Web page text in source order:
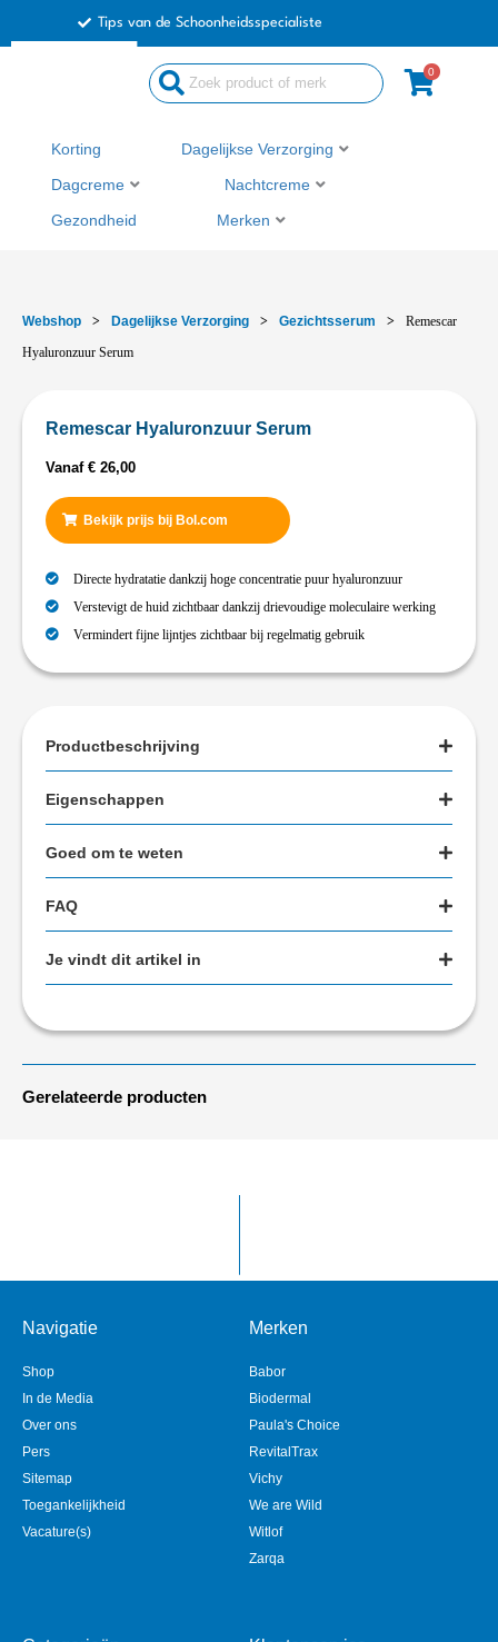
Tips van de Schoonheidsspecialiste
0
Korting Dagelijkse Verzorging
Dagcreme Nachtcreme
Gezondheid Merken
Webshop > Dagelijkse Verzorging > Gezichtsserum >
Remescar
Hyaluronzuur Serum
Remescar Hyaluronzuur Serum
Vanaf € 26,00
Bekijk prijs bij Bol.com
Directe hydratatie dankzij hoge concentratie puur hyaluronzuur
Verstevigt de huid zichtbaar dankzij drievoudige moleculaire werking
Vermindert fijne lijntjes zichtbaar bij regelmatig gebruik
Productbeschrijving
Eigenschappen
Goed om te weten
FAQ
Je vindt dit artikel in
Gerelateerde producten
Navigatie
Shop
In de Media
Over ons
Pers
Sitemap
Toegankelijkheid
Vacature(s)
Merken
Babor
Biodermal
Paula's Choice
RevitalTrax
Vichy
We are Wild
Witlof
Zarqa